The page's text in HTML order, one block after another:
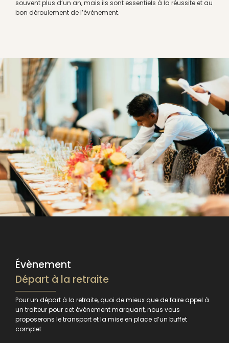
souvent plus d’un an, mais ils sont essentiels à la réussite et au
bon déroulement de l’événement.
Évènement
Départ à la retraite
Pour un départ à la retraite, quoi de mieux que de faire appel à
un traiteur pour cet événement marquant, nous vous
proposerons le transport et la mise en place d’un buffet
complet